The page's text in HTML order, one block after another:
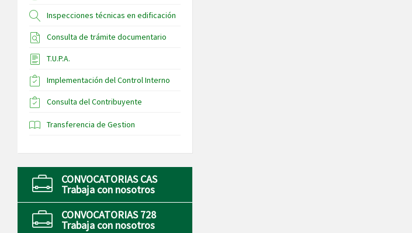
Inspecciones técnicas en edificación
Consulta de trámite documentario
T.U.P.A.
Implementación del Control Interno
Consulta del Contribuyente
Transferencia de Gestion
CONVOCATORIAS CAS
Trabaja con nosotros
CONVOCATORIAS 728
Trabaja con nosotros